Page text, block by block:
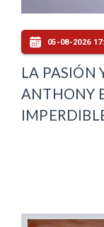
05-08-2026
LA PASIÓN
ANTHONY